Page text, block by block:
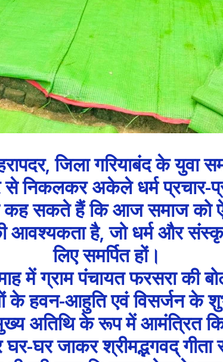
जिला गरियाबंद के युवा
निकलकर अकेले धर्म प्रचार-
कह सकते हैं कि आज समाज को
आवश्यकता है, जो धर्म और
लिए समर्पित हों।
में ग्राम पंचायत फरसरा की बोल
के हवन-आहुति एवं विसर्जन के
अतिथि के रूप में आमंत्रित
घर-घर जाकर श्रीमद्भगवद्